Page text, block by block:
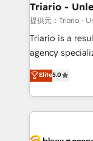
projet HubSpot avec
migration et
Book Process
Formations des
Triario -
提供元：Triario -
Triario is a
agency
migrations,
Integrations,
Design With over 15 years of experience, we help
companies
Elite5.0